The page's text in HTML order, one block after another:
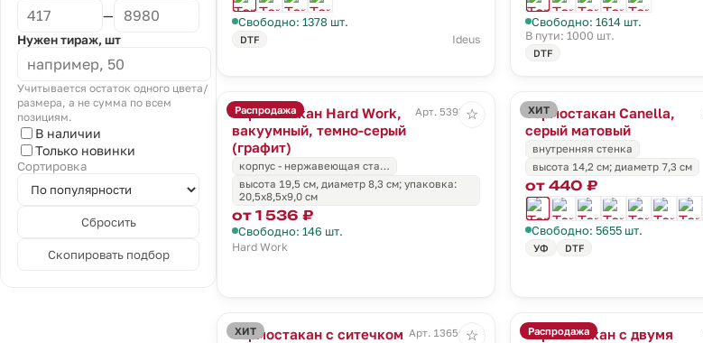
—
Нужен тираж, шт
Учитывается остаток одного цвета/
размера, а не сумма по всем
позициям.
В наличии
Только новинки
Сортировка
Сбросить
Скопировать подбор
Свободно: 1378 шт.
DTF Ideus
Свободно: 1614 шт.
В пути: 1000 шт.
DTF
Распродажа
Термостакан Hard Work,
вакуумный, темно-серый
(графит)
Арт. 5393.30
корпус - нержавеющая ста…
высота 19,5 см, диаметр 8,3 см; упаковка:
20,5х8,5х9,0 см
от 1 536 ₽
Свободно: 146 шт.
Hard Work
☆ ХИТ
Термостакан Canella,
серый матовый
внутренняя стенка
высота 14,2 см; диаметр 7,3 см
от 440 ₽
Свободно: 5655 шт.
УФ DTF
ХИТ
Термостакан с ситечком Арт. 13650.60
☆ Распродажа
Термостакан с двумя